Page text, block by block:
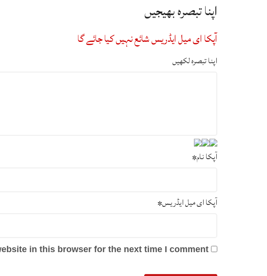
اپنا تبصرہ بھیجیں
آپکا ای میل ایڈریس شائع نہیں کیا جائے گا
اپنا تبصرہ لکھیں
آپکا نام*
آپکا ای میل ایڈریس*
in this browser for the next time I comment.